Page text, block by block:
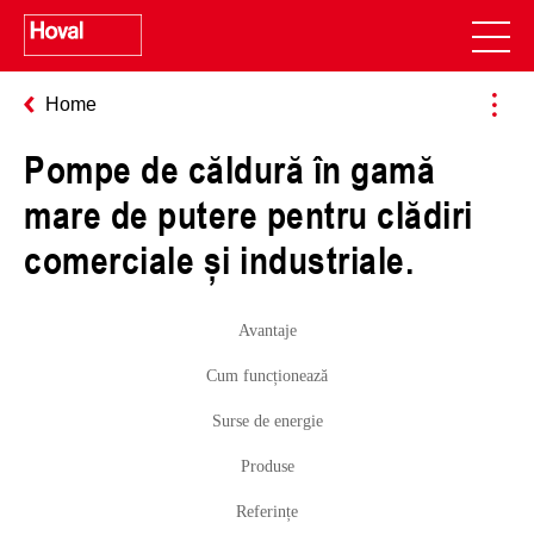
Home
Pompe de căldură în gamă
mare de putere pentru clădiri
comerciale și industriale.
Avantaje
Cum funcționează
Surse de energie
Produse
Referințe